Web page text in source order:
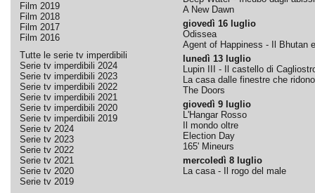
Film 2019
Film 2018
Film 2017
Film 2016
Tutte le serie tv imperdibili
Serie tv imperdibili 2024
Serie tv imperdibili 2023
Serie tv imperdibili 2022
Serie tv imperdibili 2021
Serie tv imperdibili 2020
Serie tv imperdibili 2019
Serie tv 2024
Serie tv 2023
Serie tv 2022
Serie tv 2021
Serie tv 2020
Serie tv 2019
A New Dawn
giovedì 16 luglio
Odissea
Agent of Happiness - Il Bhutan
lunedì 13 luglio
Lupin III - Il castello di
La casa dalle finestre che ridono
The Doors
giovedì 9 luglio
L'Hangar Rosso
Il mondo oltre
Election Day
165' Mineurs
mercoledì 8 luglio
La casa - Il rogo del male